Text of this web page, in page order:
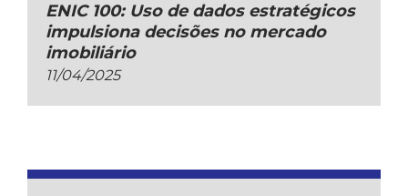
ENIC 100: Uso de dados estratégicos
impulsiona decisões no mercado
imobiliário
11/04/2025